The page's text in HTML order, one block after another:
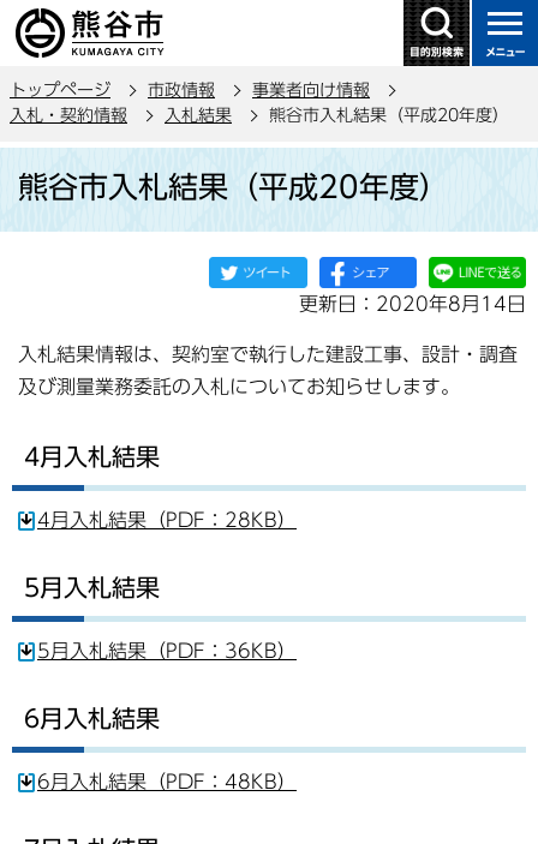
の
ー
トップページ 市政情報
事業者向け情報
入札・契約情報
入札結果 熊谷市入札結果（平成20年度）
熊谷市入札結果（平成20年度）
更新日：2020年8月14日
入札結果情報は、契約室で執行した建設工事、設計・調査
及び測量業務委託の入札についてお知らせします。
4月入札結果
4月入札結果（PDF：28KB）
5月入札結果
5月入札結果（PDF：36KB）
6月入札結果
6月入札結果（PDF：48KB）